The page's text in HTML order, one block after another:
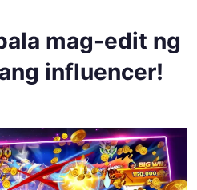
mag-edit ng
influencer!